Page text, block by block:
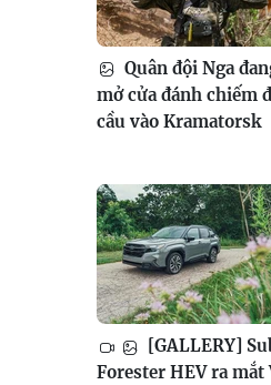
Quân đội Nga
mở cửa đánh chiếm
cầu vào Kramatorsk
[GALLERY]
Forester HEV ra mắt